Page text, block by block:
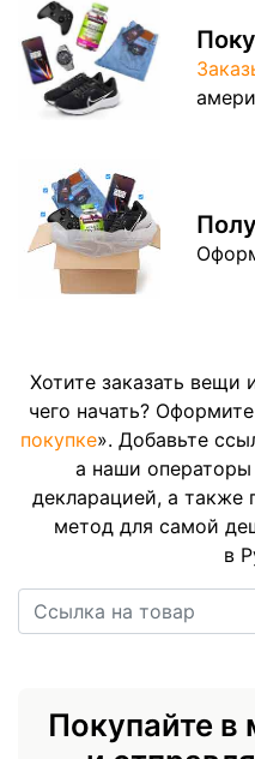
Хотите заказать вещи
чего начать?
покупке». Добавьте
а наши
декларацией, а также
метод для самой
в
Покупайте